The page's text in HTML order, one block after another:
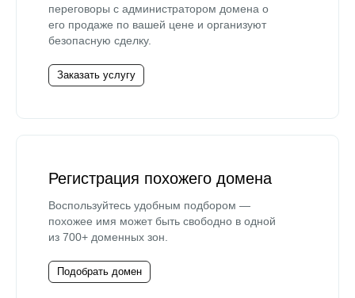
переговоры с администратором домена о
его продаже по вашей цене и организуют
безопасную сделку.
Заказать услугу
Регистрация похожего домена
Воспользуйтесь удобным подбором —
похожее имя может быть свободно в одной
из 700+ доменных зон.
Подобрать домен